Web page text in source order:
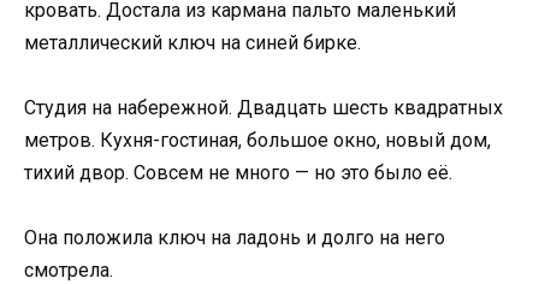
кровать. Достала из кармана пальто маленький
металлический ключ на синей бирке.
Студия на набережной. Двадцать шесть квадратных
метров. Кухня-гостиная, большое окно, новый дом,
тихий двор. Совсем не много — но это было её.
Она положила ключ на ладонь и долго на него
смотрела.